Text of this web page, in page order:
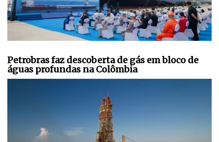
Petrobras faz descoberta de gás em bloco de
águas profundas na Colômbia